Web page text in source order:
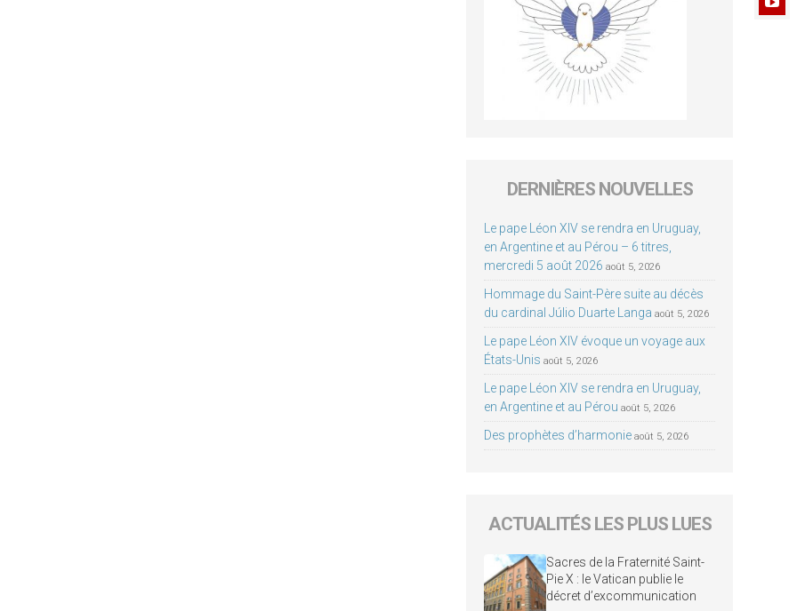
DERNIÈRES NOUVELLES
Le pape Léon XIV se rendra en Uruguay,
en Argentine et au Pérou – 6 titres,
mercredi 5 août 2026 août 5, 2026
Hommage du Saint-Père suite au décès
du cardinal Júlio Duarte Langa août 5, 2026
Le pape Léon XIV évoque un voyage aux
États-Unis août 5, 2026
Le pape Léon XIV se rendra en Uruguay,
en Argentine et au Pérou août 5, 2026
Des prophètes d’harmonie août 5, 2026
ACTUALITÉS LES PLUS LUES
Sacres de la Fraternité Saint-
Pie X : le Vatican publie le
décret d’excommunication